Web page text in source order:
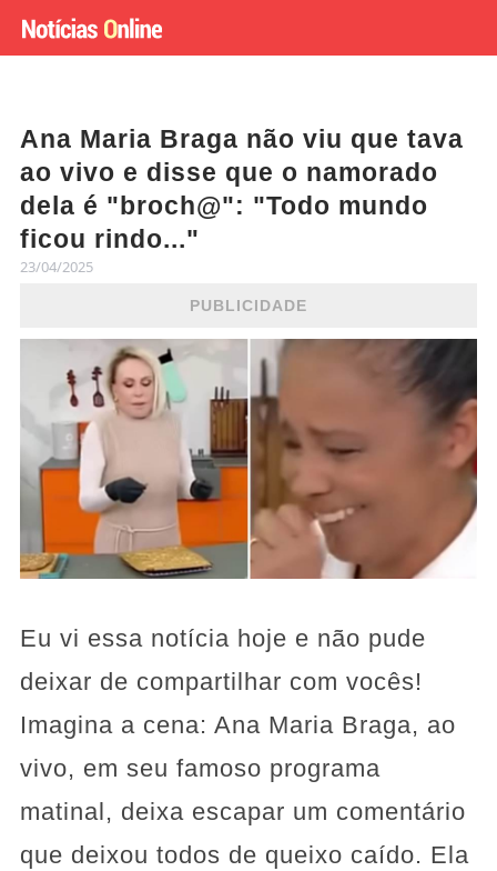
Ana Maria Braga não viu que tava
ao vivo e disse que o namorado
dela é "broch@": "Todo mundo
ficou rindo..."
23/04/2025
PUBLICIDADE
Eu vi essa notícia hoje e não pude
deixar de compartilhar com vocês!
Imagina a cena: Ana Maria Braga, ao
vivo, em seu famoso programa
matinal, deixa escapar um comentário
que deixou todos de queixo caído. Ela